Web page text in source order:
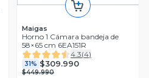
Maigas
Horno 1 Cámara bandeja de
58×65 cm 6EA151R
4.3(4)
31% $309.990
$449.990